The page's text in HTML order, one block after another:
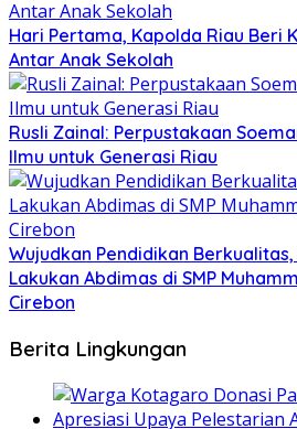
Hari Pertama, Kapolda Riau Beri
Antar Anak Sekolah
Rusli Zainal: Perpustakaan
Ilmu untuk Generasi Riau
Wujudkan Pendidikan Berkualitas,
Lakukan Abdimas di SMP
Cirebon
Berita Lingkungan